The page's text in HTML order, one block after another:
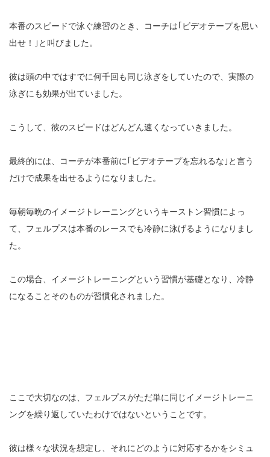
本番のスピードで泳ぐ練習のとき、コーチは｢ビデオテープを思い
出せ！｣と叫びました。
彼は頭の中ではすでに何千回も同じ泳ぎをしていたので、実際の
泳ぎにも効果が出ていました。
こうして、彼のスピードはどんどん速くなっていきました。
最終的には、コーチが本番前に｢ビデオテープを忘れるな｣と言う
だけで成果を出せるようになりました。
毎朝毎晩のイメージトレーニングというキーストン習慣によっ
て、フェルプスは本番のレースでも冷静に泳げるようになりまし
た。
この場合、イメージトレーニングという習慣が基礎となり、冷静
になることそのものが習慣化されました。
ここで大切なのは、フェルプスがただ単に同じイメージトレーニ
ングを繰り返していたわけではないということです。
彼は様々な状況を想定し、それにどのように対応するかをシミュ